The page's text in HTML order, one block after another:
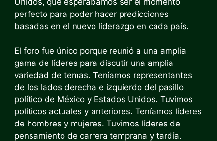
Unidos, que esperábamos ser el momento
perfecto para poder hacer predicciones
basadas en el nuevo liderazgo en cada país.
El foro fue único porque reunió a una amplia
gama de líderes para discutir una amplia
variedad de temas. Teníamos representantes
de los lados derecha e izquierdo del pasillo
político de México y Estados Unidos. Tuvimos
políticos actuales y anteriores. Teníamos líderes
de hombres y mujeres. Tuvimos líderes de
pensamiento de carrera temprana y tardía.